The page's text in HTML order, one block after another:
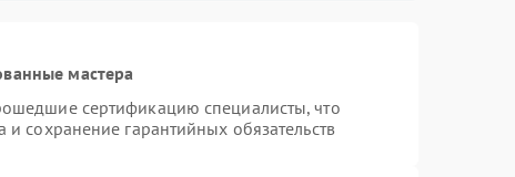
мастера
сертификацию специалисты, что
и сохранение гарантийных обязательств